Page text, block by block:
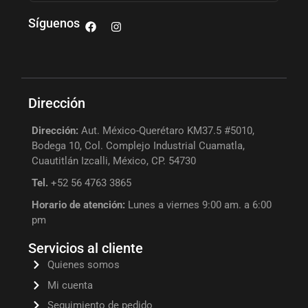
Síguenos
Dirección
Dirección: Aut. México-Querétaro KM37.5 #5010,
Bodega 10, Col. Complejo Industrial Cuamatla,
Cuautitlán Izcalli, México, CP. 54730
Tel. +52 56 4763 3865
Horario de atención: Lunes a viernes 9:00 am. a 6:00
pm
Servicios al cliente
Quienes somos
Mi cuenta
Seguimiento de pedido